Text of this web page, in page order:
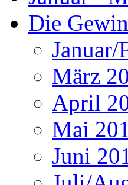
Die
Januar/
März
April
Mai
Juni